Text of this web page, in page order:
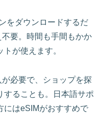
をダウンロードするだ
要。時間も手間もかか
が使えます。
必要で、ショップを探
することも。日本語サポ
にはeSIMがおすすめで